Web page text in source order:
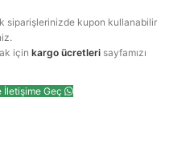
siparişlerinizde kupon kullanabilir
içinkargo ücretleri sayfamızı
İletişime Geç